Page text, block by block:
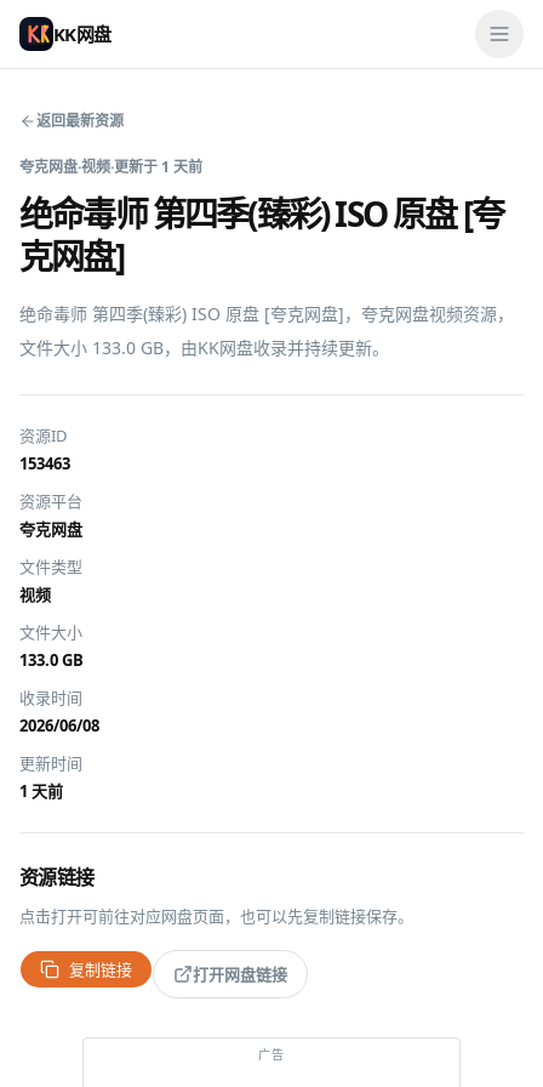
KK网盘
返回最新资源
夸克网盘·视频·更新于 1 天前
绝命毒师 第四季(臻彩) ISO 原盘 [夸
克网盘]
绝命毒师 第四季(臻彩) ISO 原盘 [夸克网盘]，夸克网盘视频资源，
文件大小 133.0 GB，由KK网盘收录并持续更新。
资源ID
153463
资源平台
夸克网盘
文件类型
视频
文件大小
133.0 GB
收录时间
2026/06/08
更新时间
1 天前
资源链接
点击打开可前往对应网盘页面，也可以先复制链接保存。
复制链接 打开网盘链接
推广